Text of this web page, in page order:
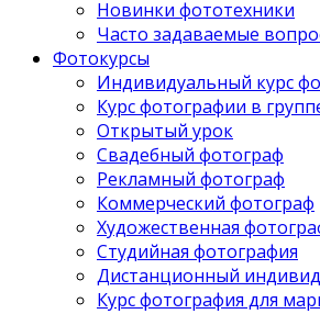
Новинки фототехники
Часто задаваемые
Фотокурсы
Индивидуальный курс
Курс фотографии в
Открытый урок
Свадебный фотограф
Рекламный фотограф
Коммерческий фотограф
Художественная
Студийная фотография
Дистанционный
Курс фотография для